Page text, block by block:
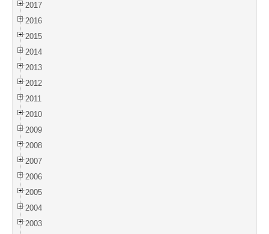
2017
2016
2015
2014
2013
2012
2011
2010
2009
2008
2007
2006
2005
2004
2003